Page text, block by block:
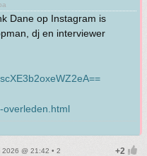
Dane op Instagram is
dj en interviewer
overleden.html
@ 21:42 • 2